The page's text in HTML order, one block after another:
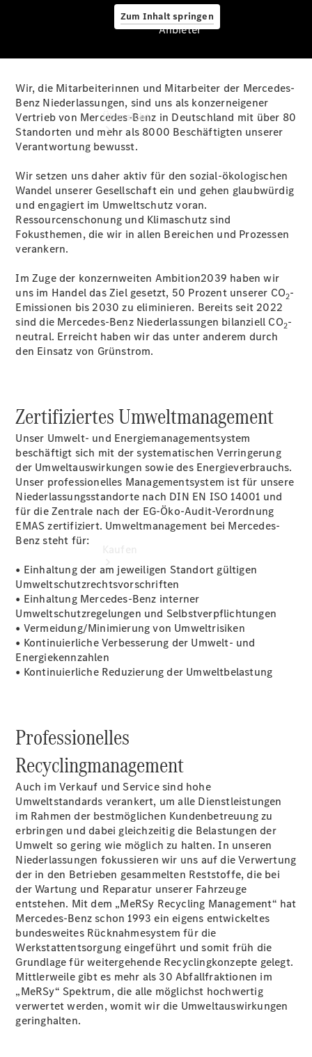
Zum Inhalt springen
Anbieter
Übersicht
Startseite
Beratung
vereinbaren
Servicetermin
buchen
Probefahrt
vereinbaren
Übersicht
140 Jahre
Store
Neuwagenangebote
Best Deal
Leasing
Privatkunden
Leasing
Gewerbekunden
Finanzierung
Privatkunden
Finanzierung
Gewerbekunden
Kurzfristig
verfügbare
Angebote
Anbieter
Wir, die Mitarbeiterinnen und Mitarbeiter der Mercedes-
Benz Niederlassungen, sind uns als konzerneigener
Vertrieb von Mercedes-Benz in Deutschland mit über 80
Standorten und mehr als 8000 Beschäftigten unserer
Verantwortung bewusst.
Wir setzen uns daher aktiv für den sozial-ökologischen
Wandel unserer Gesellschaft ein und gehen glaubwürdig
und engagiert im Umweltschutz voran.
Ressourcenschonung und Klimaschutz sind
Fokusthemen, die wir in allen Bereichen und Prozessen
verankern.
Im Zuge der konzernweiten Ambition2039 haben wir
uns im Handel das Ziel gesetzt, 50 Prozent unserer CO2-
Emissionen bis 2030 zu eliminieren. Bereits seit 2022
sind die Mercedes-Benz Niederlassungen bilanziell CO2-
neutral. Erreicht haben wir das unter anderem durch
den Einsatz von Grünstrom.
Zertifiziertes Umweltmanagement
Unser Umwelt- und Energiemanagementsystem
beschäftigt sich mit der systematischen Verringerung
der Umweltauswirkungen sowie des Energieverbrauchs.
Unser professionelles Managementsystem ist für unsere
Niederlassungsstandorte nach DIN EN ISO 14001 und
für die Zentrale nach der EG-Öko-Audit-Verordnung
EMAS zertifiziert. Umweltmanagement bei Mercedes-
Benz steht für:
• Einhaltung der am jeweiligen Standort gültigen
Umweltschutzrechtsvorschriften
• Einhaltung Mercedes-Benz interner
Umweltschutzregelungen und Selbstverpflichtungen
• Vermeidung/Minimierung von Umweltrisiken
• Kontinuierliche Verbesserung der Umwelt- und
Energiekennzahlen
• Kontinuierliche Reduzierung der Umweltbelastung
Professionelles
Recyclingmanagement
Auch im Verkauf und Service sind hohe
Umweltstandards verankert, um alle Dienstleistungen
im Rahmen der bestmöglichen Kundenbetreuung zu
erbringen und dabei gleichzeitig die Belastungen der
Umwelt so gering wie möglich zu halten. In unseren
Niederlassungen fokussieren wir uns auf die Verwertung
der in den Betrieben gesammelten Reststoffe, die bei
der Wartung und Reparatur unserer Fahrzeuge
entstehen. Mit dem „MeRSy Recycling Management“ hat
Mercedes-Benz schon 1993 ein eigens entwickeltes
bundesweites Rücknahmesystem für die
Werkstattentsorgung eingeführt und somit früh die
Grundlage für weitergehende Recyclingkonzepte gelegt.
Mittlerweile gibt es mehr als 30 Abfallfraktionen im
„MeRSy“ Spektrum, die alle möglichst hochwertig
verwertet werden, womit wir die Umweltauswirkungen
geringhalten.